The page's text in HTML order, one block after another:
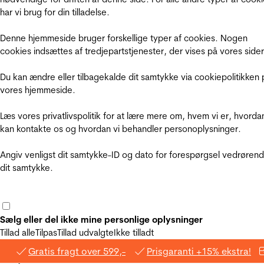
har vi brug for din tilladelse.
Denne hjemmeside bruger forskellige typer af cookies. Nogen
cookies indsættes af tredjepartstjenester, der vises på vores
Du kan ændre eller tilbagekalde dit samtykke via cookiepolitikken
vores hjemmeside.
Læs vores privatlivspolitik for at lære mere om, hvem vi er,
kan kontakte os og hvordan vi behandler personoplysninger.
Angiv venligst dit samtykke-ID og dato for forespørgsel
dit samtykke.
Sælg eller del ikke mine personlige oplysninger
Tillad alleTilpasTillad udvalgteIkke tilladt
Gratis fragt over 599,- Prisgaranti +15% ekstra!